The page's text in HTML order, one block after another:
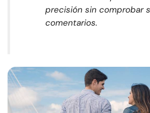
precisión sin comprobar
comentarios.